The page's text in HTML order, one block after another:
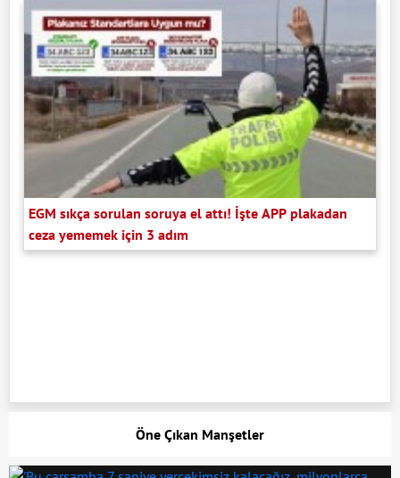
EGM sıkça sorulan soruya el attı! İşte APP plakadan
ceza yememek için 3 adım
Öne Çıkan Manşetler